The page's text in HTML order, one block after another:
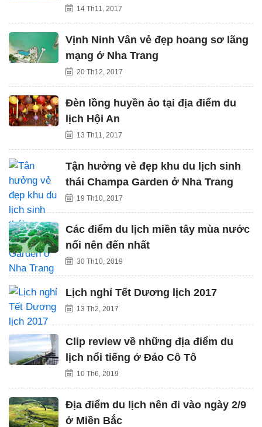
14 Th11, 2017
Vịnh Ninh Vân vẻ đẹp hoang sơ lãng
mạng ở Nha Trang
20 Th12, 2017
Đèn lồng huyền ảo tại địa điểm du
lịch Hội An
13 Th11, 2017
Tận hưởng vẻ đẹp khu du lịch sinh
thái Champa Garden ở Nha Trang
19 Th10, 2017
Các điểm du lịch miền tây mùa nước
nổi nên đến nhất
30 Th10, 2019
Lịch nghỉ Tết Dương lịch 2017
13 Th2, 2017
Clip review về những địa điểm du
lịch nổi tiếng ở Đảo Cô Tô
10 Th6, 2019
Địa điểm du lịch nên đi vào ngày 2/9
ở Miền Bắc